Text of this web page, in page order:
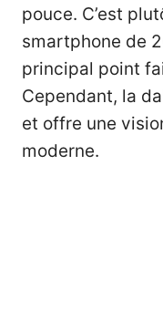
pouce. C’est
smartphone de
principal point
Cependant, la
et offre une
moderne.